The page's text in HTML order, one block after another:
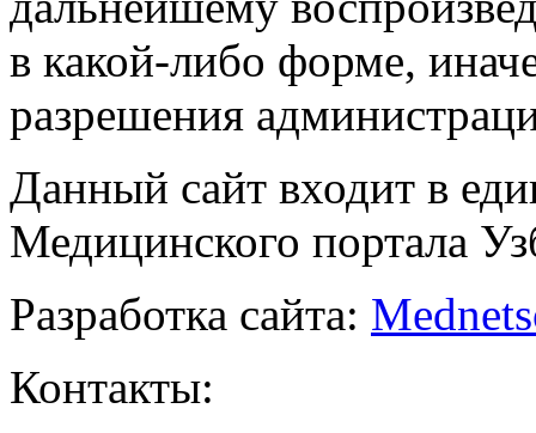
в какой-либо форме,
разрешения
Данный сайт входит в
Медицинского портала
Разработка сайта:
Контакты: